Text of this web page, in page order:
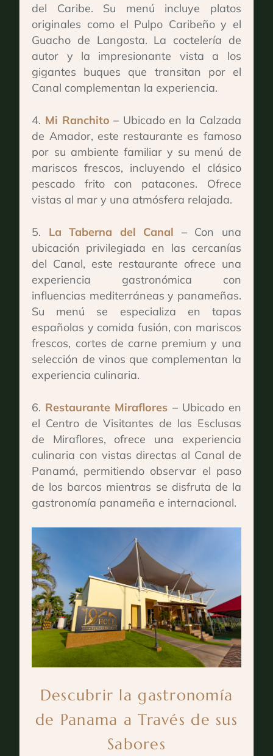
del Caribe. Su menú incluye platos
originales como el Pulpo Caribeño y el
Guacho de Langosta. La coctelería de
autor y la impresionante vista a los
gigantes buques que transitan por el
Canal complementan la experiencia.
Mi Ranchito – Ubicado en la Calzada
de Amador, este restaurante es famoso
por su ambiente familiar y su menú de
mariscos frescos, incluyendo el clásico
pescado frito con patacones. Ofrece
vistas al mar y una atmósfera relajada.
La Taberna del Canal – Con una
ubicación privilegiada en las cercanías
del Canal, este restaurante ofrece una
experiencia gastronómica con
influencias mediterráneas y panameñas.
Su menú se especializa en tapas
españolas y comida fusión, con mariscos
frescos, cortes de carne premium y una
selección de vinos que complementan la
experiencia culinaria.
Restaurante Miraflores – Ubicado en
el Centro de Visitantes de las Esclusas
de Miraflores, ofrece una experiencia
culinaria con vistas directas al Canal de
Panamá, permitiendo observar el paso
de los barcos mientras se disfruta de la
gastronomía panameña e internacional.
Descubrir la gastronomía
de Panama a Través de sus
Sabores